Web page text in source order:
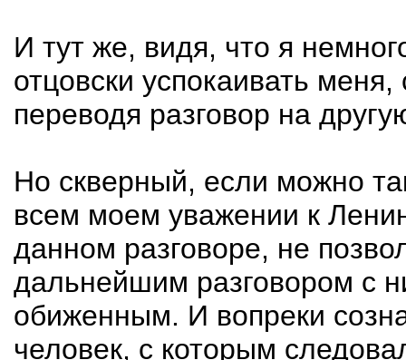
И тут же, видя, что я
отцовски успокаивать
переводя разговор на
Но скверный, если можно
всем моем уважении к
данном разговоре, не
дальнейшим разговором с
обиженным. И вопреки
человек, с которым